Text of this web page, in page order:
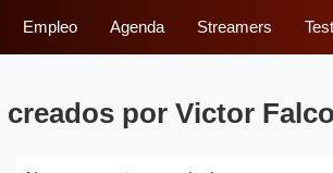
Empleo Agenda Streamers
por Victor